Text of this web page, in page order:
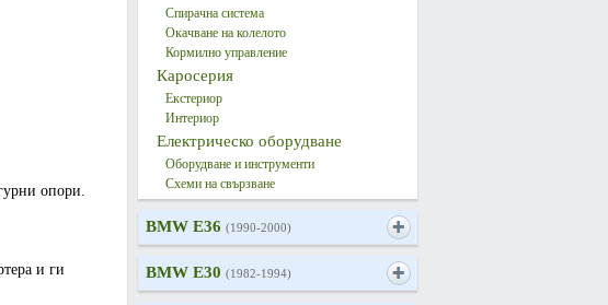
опори.
и ги
Спирачна система
Окачване на колелото
Кормилно управление
Каросерия
Екстериор
Интериор
Електрическо оборудване
Оборудване и инструменти
Схеми на свързване
BMW E36 (1990-2000)
BMW E30 (1982-1994)